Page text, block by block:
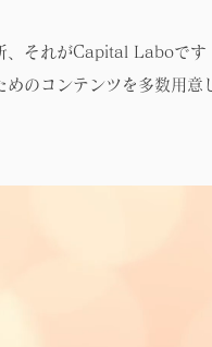
、それがCapital Laboです
のコンテンツを多数用意